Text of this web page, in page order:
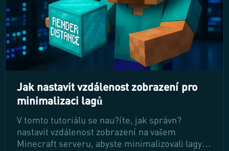
Jak nastavit vzdálenost zobrazení pro
minimalizaci lagů
V tomto tutoriálu se nau?íte, jak správn?
nastavit vzdálenost zobrazení na vašem
Minecraft serveru, abyste minimalizovali lagy a